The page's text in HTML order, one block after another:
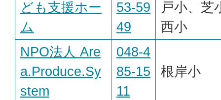
ども支援ホー
ム
53-59
49
戸小、芝
西小
NPO法人 Are
a.Produce.Sy
stem
048-4
85-15
11
根岸小